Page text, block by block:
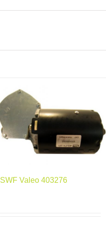
SWF Valeo 403276